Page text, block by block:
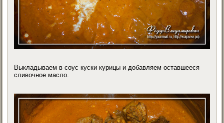
Выкладываем в соус куски курицы и добавляем оставшееся
сливочное масло.